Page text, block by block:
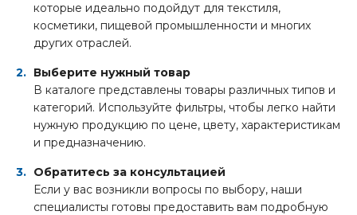
которые идеально подойдут для текстиля,
косметики, пищевой промышленности и многих
других отраслей.
Выберите нужный товар
В каталоге представлены товары различных типов и
категорий. Используйте фильтры, чтобы легко найти
нужную продукцию по цене, цвету, характеристикам
и предназначению.
Обратитесь за консультацией
Если у вас возникли вопросы по выбору, наши
специалисты готовы предоставить вам подробную